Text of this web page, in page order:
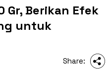
Gr, Berikan Efek
untuk
Share: